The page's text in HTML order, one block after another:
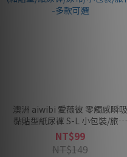
澳洲 aiwibi 愛薇彼 零觸感瞬吸
黏貼型紙尿褲 S-L 小包裝/旅行
組(黏貼型/紙尿褲/尿布/小包裝/
旅行) -多款可選
NT$99
NT$149